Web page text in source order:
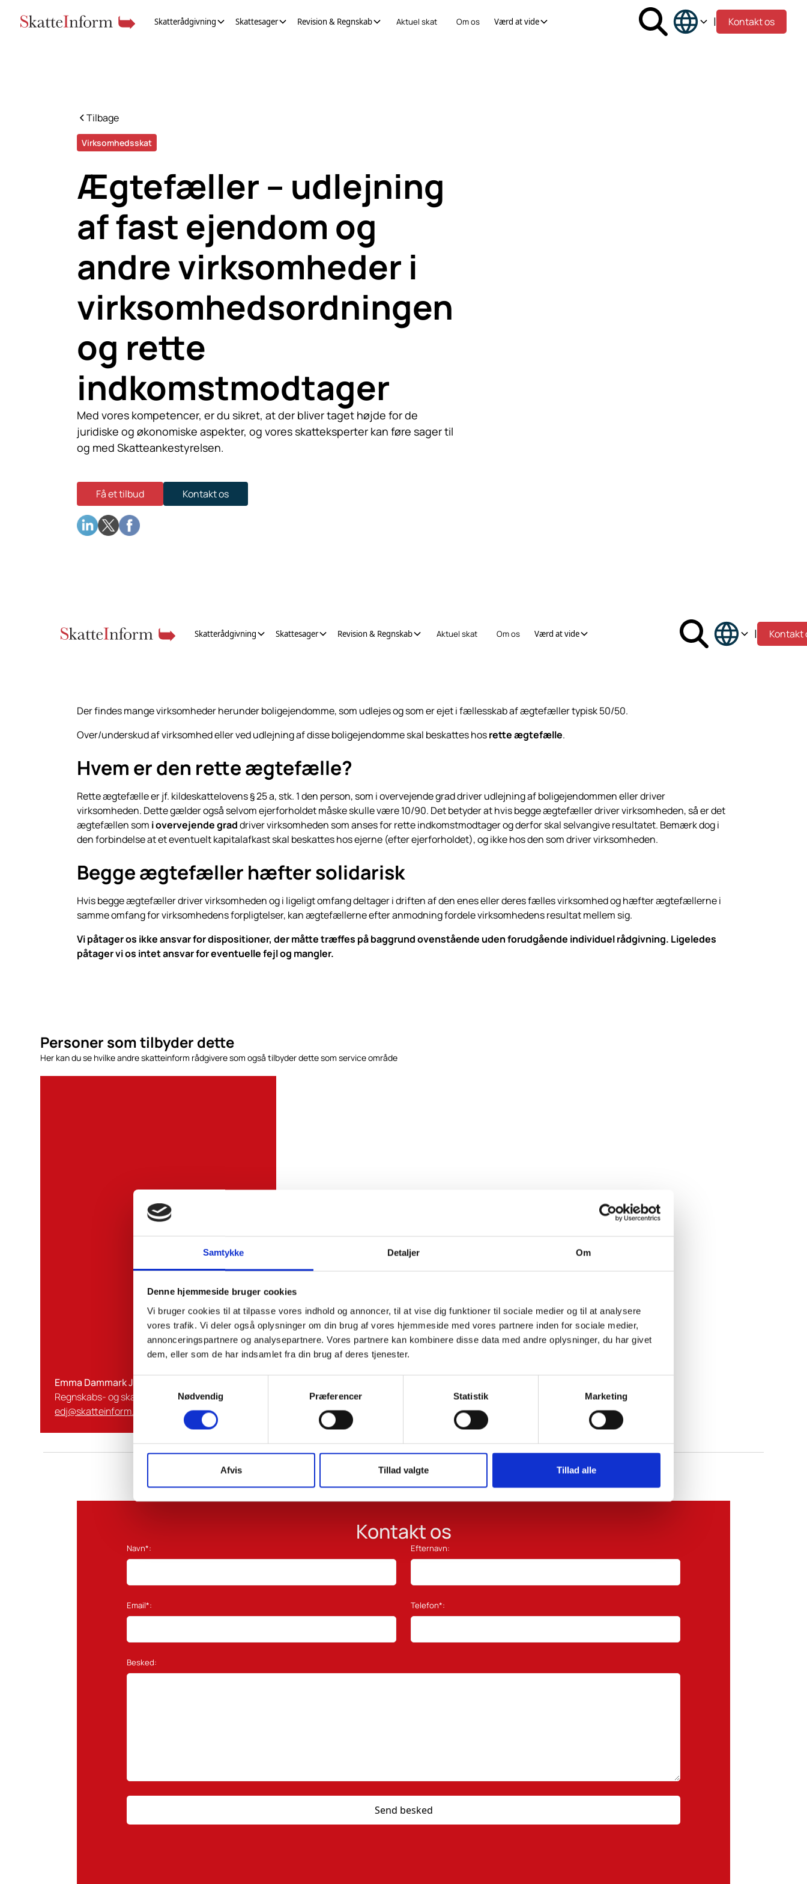
Samtykke Detaljer Om
Denne hjemmeside bruger cookies
Vi bruger cookies til at tilpasse vores indhold og annoncer, til at vise dig funktioner til sociale medier og til at analysere
vores trafik. Vi deler også oplysninger om din brug af vores hjemmeside med vores partnere inden for sociale medier,
annonceringspartnere og analysepartnere. Vores partnere kan kombinere disse data med andre oplysninger, du har givet
dem, eller som de har indsamlet fra din brug af deres tjenester.
Nødvendig
Præferencer Statistik Marketing
Afvis Tillad valgte Tillad alle
Skatterådgivning Skattesager Revision & Regnskab Aktuel skat Om os Værd at vide | Kontakt os
Tilbage
Virksomhedsskat
Ægtefæller – udlejning
af fast ejendom og
andre virksomheder i
virksomhedsordningen
og rette
indkomstmodtager
Med vores kompetencer, er du sikret, at der bliver taget højde for de
juridiske og økonomiske aspekter, og vores skatteksperter kan føre sager til
og med Skatteankestyrelsen.
Få et tilbud Kontakt os
Skatterådgivning Skattesager Revision & Regnskab Aktuel skat Om os Værd at vide | Kontakt
Der findes mange virksomheder herunder boligejendomme, som udlejes og som er ejet i fællesskab af ægtefæller typisk 50/50.
Over/underskud af virksomhed eller ved udlejning af disse boligejendomme skal beskattes hosrette ægtefælle.
Hvem er den rette ægtefælle?
Rette ægtefælle er jf. kildeskattelovens § 25 a, stk. 1 den person, som i overvejende grad driver udlejning af boligejendommen eller driver
virksomheden. Dette gælder også selvom ejerforholdet måske skulle være 10/90. Det betyder at hvis begge ægtefæller driver virksomheden, så er det
ægtefællen som i overvejende graddriver virksomheden som anses for rette indkomstmodtager og derfor skal selvangive resultatet. Bemærk dog i
den forbindelse at et eventuelt kapitalafkast skal beskattes hos ejerne (efter ejerforholdet), og ikke hos den som driver virksomheden.
Begge ægtefæller hæfter solidarisk
Hvis begge ægtefæller driver virksomheden og i ligeligt omfang deltager i driften af den enes eller deres fælles virksomhed og hæfter ægtefællerne i
samme omfang for virksomhedens forpligtelser, kan ægtefællerne efter anmodning fordele virksomhedens resultat mellem sig.
Vi påtager os ikke ansvar for dispositioner, der måtte træffes på baggrund ovenstående uden forudgående individuel rådgivning. Ligeledes
påtager vi os intet ansvar for eventuelle fejl og mangler.
Personer som tilbyder dette
Her kan du se hvilke andre skatteinform rådgivere som også tilbyder dette som service område
Emma Dammark Johansen
Regnskabs- og skattekonsulent
edj@skatteinform.dk
Kontakt os
Navn*: Efternavn:
Email*: Telefon*:
Besked: